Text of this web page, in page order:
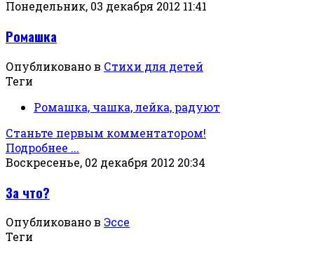
Понедельник, 03 декабря 2012 11:41
Ромашка
Опубликовано в Стихи для детей
Теги
Ромашка, чашка, лейка, радуют
Станьте первым комментатором!
Подробнее ...
Воскресенье, 02 декабря 2012 20:34
За что?
Опубликовано в Эссе
Теги